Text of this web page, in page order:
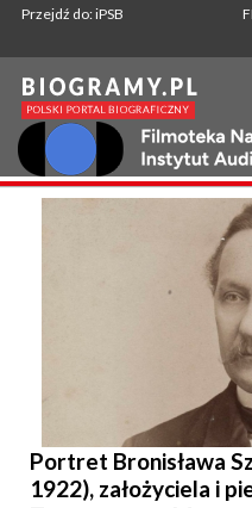
Przejdź do: iPSB
Portret Bronisława
1922), założyciela i